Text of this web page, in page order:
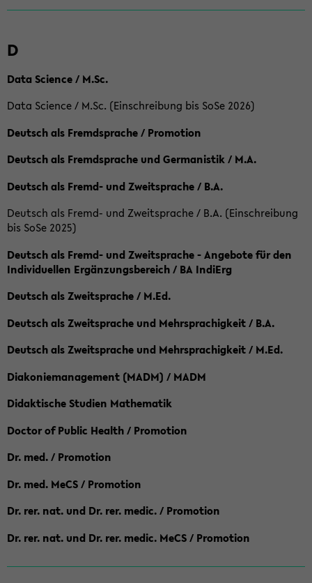
D
Data Science / M.Sc.
Data Science / M.Sc. (Einschreibung bis SoSe 2026)
Deutsch als Fremdsprache / Promotion
Deutsch als Fremdsprache und Germanistik / M.A.
Deutsch als Fremd- und Zweitsprache / B.A.
Deutsch als Fremd- und Zweitsprache / B.A. (Einschreibung
bis SoSe 2025)
Deutsch als Fremd- und Zweitsprache - Angebote für den
Individuellen Ergänzungsbereich / BA IndiErg
Deutsch als Zweitsprache / M.Ed.
Deutsch als Zweitsprache und Mehrsprachigkeit / B.A.
Deutsch als Zweitsprache und Mehrsprachigkeit / M.Ed.
Diakoniemanagement (MADM) / MADM
Didaktische Studien Mathematik
Doctor of Public Health / Promotion
Dr. med. / Promotion
Dr. med. MeCS / Promotion
Dr. rer. nat. und Dr. rer. medic. / Promotion
Dr. rer. nat. und Dr. rer. medic. MeCS / Promotion